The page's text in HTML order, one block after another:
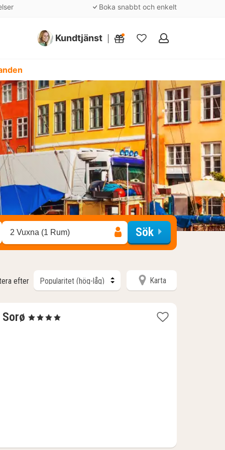
Boka snabbt och enkelt
Kundtjänst
Mina
2 Vuxna (1 Rum) Sök
efter Karta
1
, 4 Stjärnor